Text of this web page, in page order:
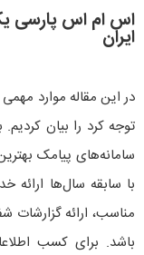
اس ام اس پارسی
ایران
در این مقاله موارد
توجه کرد را بیان
سامانه‌های پیامک
با سابقه سال‌ها ارائه
مناسب، ارائه گزارشات
باشد. برای کسب